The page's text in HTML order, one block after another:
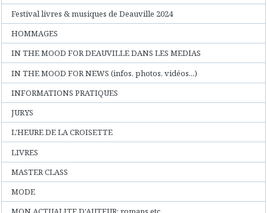
Festival livres & musiques de Deauville 2024
HOMMAGES
IN THE MOOD FOR DEAUVILLE DANS LES MEDIAS
IN THE MOOD FOR NEWS (infos, photos, vidéos...)
INFORMATIONS PRATIQUES
JURYS
L'HEURE DE LA CROISETTE
LIVRES
MASTER CLASS
MODE